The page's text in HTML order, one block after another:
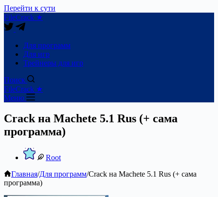
Перейти к сути
FileCrack ★
Для программ
Для игр
Трейнеры для игр
Поиск
FileCrack ★
Меню
Crack на Machete 5.1 Rus (+ сама
программа)
Root
Главная/Для программ/Crack на Machete 5.1 Rus (+ сама
программа)